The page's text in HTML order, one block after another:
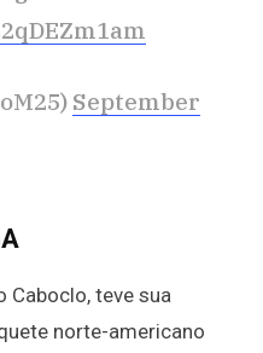
September
Caboclo, teve sua
norte-americano